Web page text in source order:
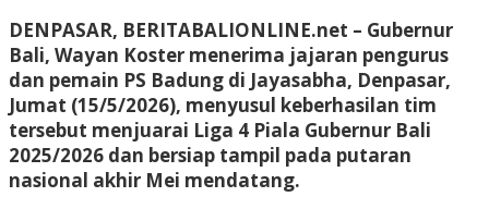
DENPASAR, BERITABALIONLINE.net – Gubernur
Bali, Wayan Koster menerima jajaran pengurus
dan pemain PS Badung di Jayasabha, Denpasar,
Jumat (15/5/2026), menyusul keberhasilan tim
tersebut menjuarai Liga 4 Piala Gubernur Bali
2025/2026 dan bersiap tampil pada putaran
nasional akhir Mei mendatang.